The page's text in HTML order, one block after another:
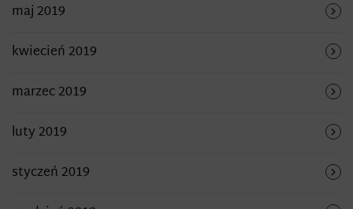
maj 2019
kwiecień 2019
marzec 2019
luty 2019
styczeń 2019